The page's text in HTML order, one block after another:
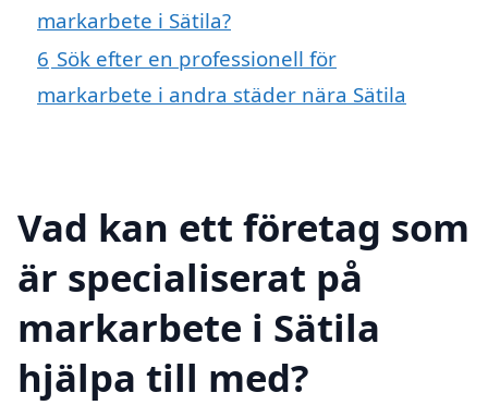
markarbete i Sätila?
6 Sök efter en professionell för
markarbete i andra städer nära Sätila
Vad kan ett företag som
är specialiserat på
markarbete i Sätila
hjälpa till med?